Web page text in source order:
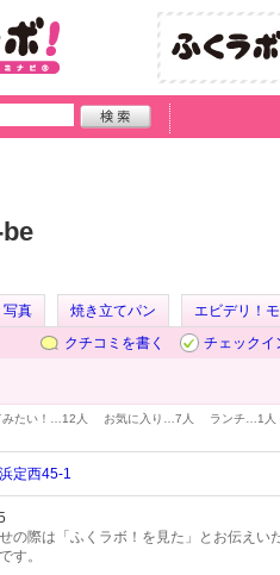
写真 焼き立てパン エビデリ！
クチコミを書く
チェックイ
たい！… 12人 お気に入り… 7人 ランチ… 1人
定西45-1
の際は「ふくラボ！を見た」とお伝えい
す。